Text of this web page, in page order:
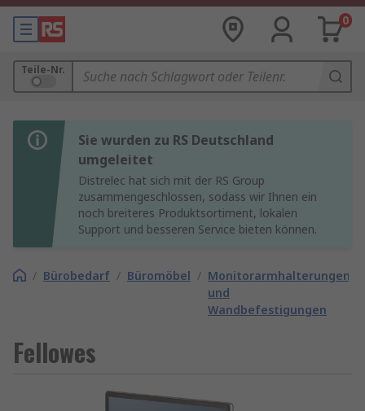
0
Teile-Nr.
Sie wurden zu RS Deutschland
umgeleitet
Distrelec hat sich mit der RS Group
zusammengeschlossen, sodass wir Ihnen ein
noch breiteres Produktsortiment, lokalen
Support und besseren Service bieten können.
/ Bürobedarf / Büromöbel / Monitorarmhalterungen
und
Wandbefestigungen
Fellowes